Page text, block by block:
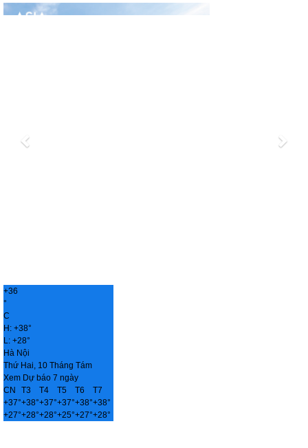
Previous
+36
°
C
H: +38°
L: +28°
Hà Nội
Thứ Hai, 10 Tháng Tám
Xem Dự báo 7 ngày
CN
T3 T4 T5 T6
T7
+37°+38°+37°+37°+38°+38°
+27°+28°+28°+25°+27°+28°